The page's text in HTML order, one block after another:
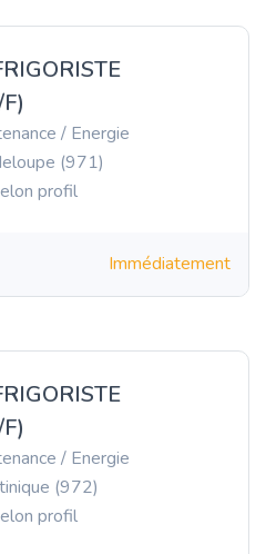
/ Energie
(971)
profil
Immédiatement
/ Energie
(972)
profil